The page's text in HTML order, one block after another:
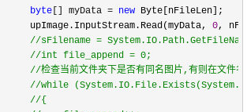
byte [] myData = new Byte[nFileLen];
upImage.InputStream.Read(myData,
0,
//sFilename =
//int file_append = 0;
//检查当前文件夹下是否有同名图片,有则在文件
//while
//{